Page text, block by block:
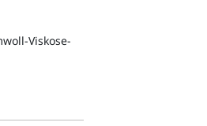
Viskose-